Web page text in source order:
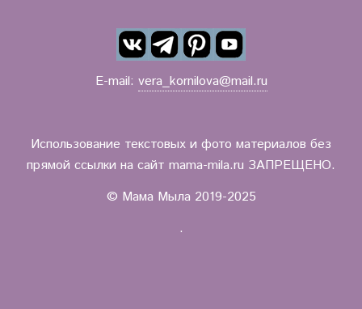
E-mail: vera_kornilova@mail.ru
Использование текстовых и фото материалов без
прямой ссылки на сайт mama-mila.ru ЗАПРЕЩЕНО.
© Мама Мыла 2019-2025
.